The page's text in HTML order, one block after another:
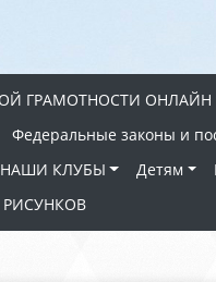
ГРАМОТНОСТИ ОНЛАЙН
Федеральные законы и
НАШИ КЛУБЫ Детям
РИСУНКОВ